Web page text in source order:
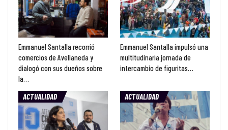
Emmanuel Santalla recorrió
comercios de Avellaneda y
dialogó con sus dueños sobre
la…
Emmanuel Santalla impulsó una
multitudinaria jornada de
intercambio de figuritas…
ACTUALIDAD ACTUALIDAD